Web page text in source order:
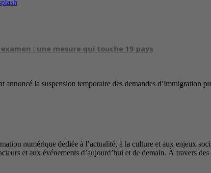
: une mesure qui touche 19 pays
la suspension temporaire des demandes d’immigration
numérique dédiée à l’actualité, à la culture et aux enjeux
et aux événements d’aujourd’hui et de demain. À travers